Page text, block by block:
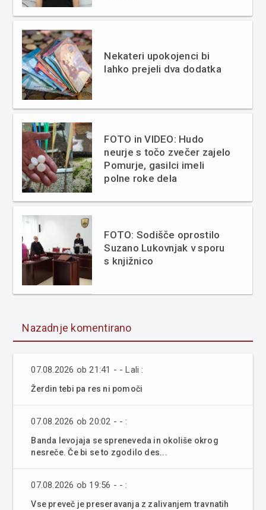
Nekateri upokojenci bi
lahko prejeli dva dodatka
FOTO in VIDEO: Hudo
neurje s točo zvečer zajelo
Pomurje, gasilci imeli
polne roke dela
FOTO: Sodišče oprostilo
Suzano Lukovnjak v sporu
s knjižnico
Nazadnje komentirano
07.08.2026 ob 21:41 - - Lali :
Žerdin tebi pa res ni pomoči
07.08.2026 ob 20:02 - - :
Banda levojaja se spreneveda in okoliše okrog
nesreče. Če bi se to zgodilo des...
07.08.2026 ob 19:56 - - :
Vse preveč je preseravanja z zalivanjem travnatih